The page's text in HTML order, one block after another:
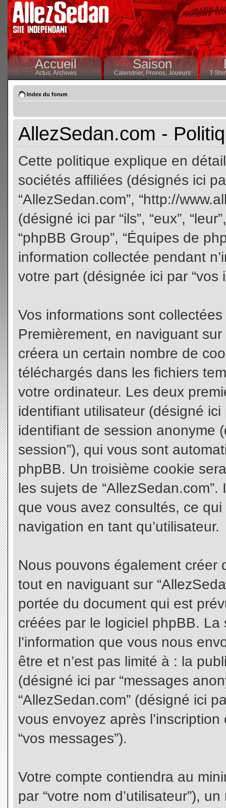
Accueil
Actus,Archives
Saison
Calendrier,Pronos, Joueurs T-
Index du forum
AllezSedan.com -
Cette politique explique en
sociétés affiliées (désignés ici
“AllezSedan.com”, “http://
(désigné ici par “ils”, “eux”,
“phpBB Group”, “Équipes de
information collectée pendant
votre part (désignée ici par “vos
Vos informations sont
Premièrement, en naviguant
créera un certain nombre de
téléchargés dans les fichiers
votre ordinateur. Les deux
identifiant utilisateur (désigné ici
identifiant de session anonyme
session”), qui vous sont
phpBB. Un troisième cookie
les sujets de
que vous avez consultés, ce
navigation en tant qu’utilisateur.
Nous pouvons également créer
tout en naviguant sur
portée du document qui est
créées par le logiciel phpBB.
l’information que vous nous
être et n’est pas limité à : la
(désigné ici par “messages
“AllezSedan.com” (désigné ici
vous envoyez après
“vos messages”).
Votre compte contiendra au
par “votre nom d’utilisateur”),